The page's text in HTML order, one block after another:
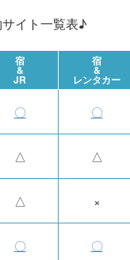
イト一覧表♪
宿
&
JR
宿
&
レンタカー
〇 〇
△ △
△ ×
〇 〇